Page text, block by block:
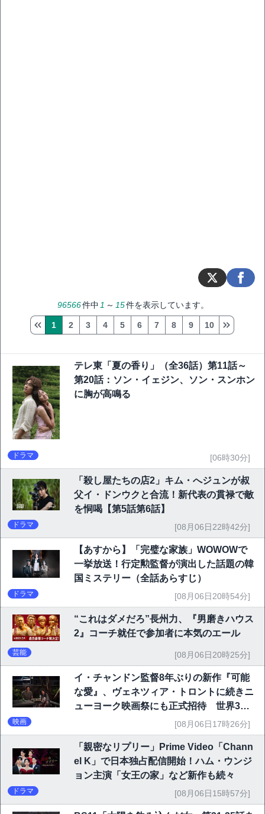
96566件中 1 ～ 15件を表示しています。
1 2 3 4 5 6 7 8 9 10
テレ東「夏の香り」（全36話）第11話～
第20話：ソン・イェジン、ソン・スンホン
に胸が高鳴る
ドラマ [06時30分]
「殺し屋たちの店2」キム・へジュンが叔
父イ・ドンウクと合流！新代表の貫禄で敵
を恫喝【第5話第6話】
ドラマ [08月06日22時42分]
【あすから】「完璧な家族」WOWOWで
一挙放送！行定勲監督が演出した話題の韓
国ミステリー（全話あらすじ）
ドラマ [08月06日20時54分]
“これはダメだろ”長州力、『男磨きハウス
2』コーチ就任で参加者に本気のエール
芸能 [08月06日20時25分]
イ・チャンドン監督8年ぶりの新作『可能
な愛』、ヴェネツィア・トロントに続きニ
ューヨーク映画祭にも正式招待 世界3大
映画祭で快挙｜Netflix映画
映画 [08月06日17時26分]
「親密なリプリー」Prime Video「Chann
el K」で日本独占配信開始！ハム・ウンジ
ョン主演「女王の家」など新作も続々
ドラマ [08月06日15時57分]